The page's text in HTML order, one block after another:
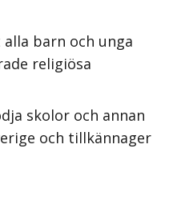
barn och unga
religiösa
skolor och annan
och tillkännager